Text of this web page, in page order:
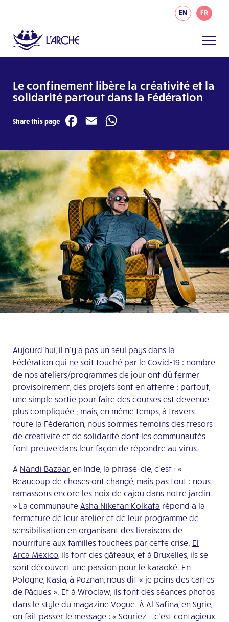
EN FR
Le confinement libère la créativité et la
solidarité partout dans la Fédération
Share this page Facebook
Email
Aujourd’hui, il n’y a pas un seul pays dans la
Fédération qui ne soit touché par le Covid-19 : nombre
de nos ateliers/programmes de jour ont dû fermer
provisoirement, des projets sont en attente ; partout,
une simple sortie pour faire des courses est devenue
plus compliquée ; mais, en même temps, à travers
toute la Fédération, nous sommes témoins des trésors
de créativité et de solidarité dont les communautés
font preuve dans leur façon de répondre au virus.
À Nandi Bazaar , en Inde, la phrase-clé, c’est : «
Beaucoup de choses ont changé, mais pas tout : nous
ramassons encore les noix de cajou dans notre jardin.
» La communauté Asha Niketan Kolkata répond à la
fermeture de leur atelier et de leur programme de
sensibilisation en organisant des livraisons de
nourriture aux familles touchées par cette crise. El
Arca Mexico , ils font des gâteaux, et à Bruxelles, ils se
sont découvert une passion pour le karaoké. En
Pologne, Kasia, à Poznan, nous dit « je peins des cartes
de Pâques ». Et à Wroclaw, ils font des séances photos
dans le style du magazine Vogue. À Al Safina , en Syrie,
on fait passer le message : « Souriez – c’est contagieux